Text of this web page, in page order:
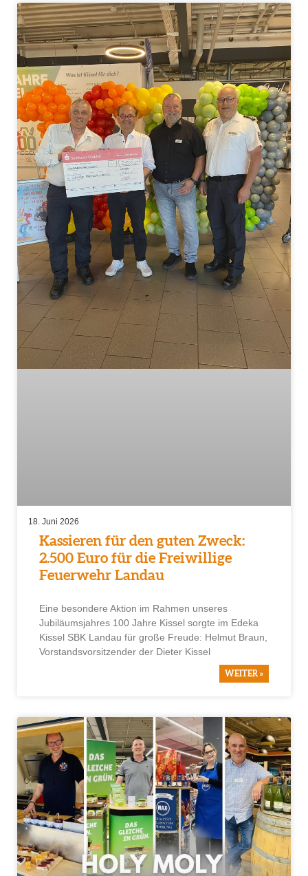
Kassieren für den guten Zweck:
2.500 Euro für die Freiwillige
Feuerwehr Landau
Eine besondere Aktion im Rahmen unseres
Jubiläumsjahres 100 Jahre Kissel sorgte im Edeka
Kissel SBK Landau für große Freude: Helmut Braun,
Vorstandsvorsitzender der Dieter Kissel
WEITER »
18. Juni 2026